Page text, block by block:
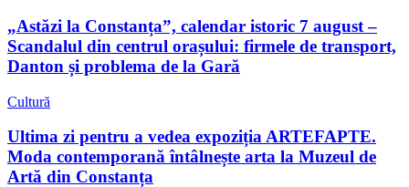
„Astăzi la Constanța”, calendar istoric 7 august –
Scandalul din centrul orașului: firmele de transport,
Danton și problema de la Gară
Cultură
Ultima zi pentru a vedea expoziția ARTEFAPTE.
Moda contemporană întâlnește arta la Muzeul de
Artă din Constanța